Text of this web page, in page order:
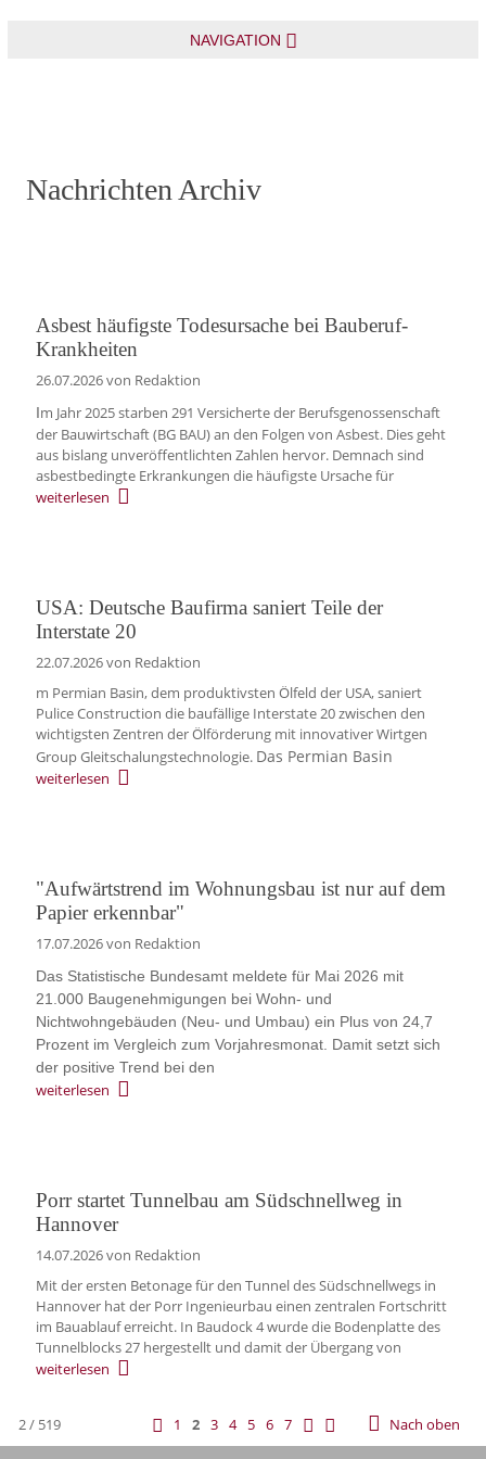
NAVIGATION
Nachrichten Archiv
Asbest häufigste Todesursache bei Bauberuf-
Krankheiten
26.07.2026von Redaktion
Im Jahr 2025 starben 291 Versicherte der Berufsgenossenschaft
der Bauwirtschaft (BG BAU) an den Folgen von Asbest. Dies geht
aus bislang unveröffentlichten Zahlen hervor. Demnach sind
asbestbedingte Erkrankungen die häufigste Ursache für
weiterlesen
USA: Deutsche Baufirma saniert Teile der
Interstate 20
22.07.2026von Redaktion
m Permian Basin, dem produktivsten Ölfeld der USA, saniert
Pulice Construction die baufällige Interstate 20 zwischen den
wichtigsten Zentren der Ölförderung mit innovativer Wirtgen
Group Gleitschalungstechnologie. Das Permian Basin
weiterlesen
"Aufwärtstrend im Wohnungsbau ist nur auf dem
Papier erkennbar"
17.07.2026von Redaktion
Das Statistische Bundesamt meldete für Mai 2026 mit
21.000 Baugenehmigungen bei Wohn- und
Nichtwohngebäuden (Neu- und Umbau) ein Plus von 24,7
Prozent im Vergleich zum Vorjahresmonat. Damit setzt sich
der positive Trend bei den
weiterlesen
Porr startet Tunnelbau am Südschnellweg in
Hannover
14.07.2026von Redaktion
Mit der ersten Betonage für den Tunnel des Südschnellwegs in
Hannover hat der Porr Ingenieurbau einen zentralen Fortschritt
im Bauablauf erreicht. In Baudock 4 wurde die Bodenplatte des
Tunnelblocks 27 hergestellt und damit der Übergang von
weiterlesen
2 / 519 1 2 3 4 5 6 7 Nach oben